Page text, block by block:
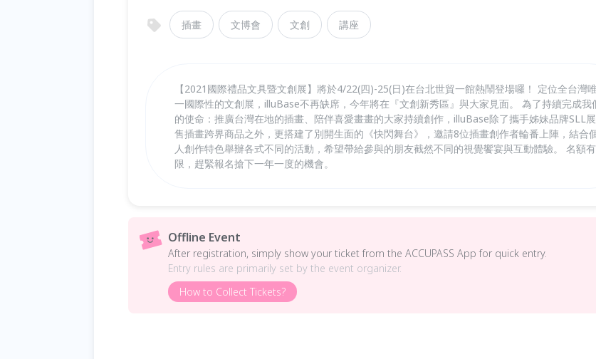
插畫 文博會 文創 講座
【2021國際禮品文具暨文創展】將於4/22(四)-25(日)在台北世貿一館熱鬧登場囉！ 定位全台灣唯
一國際性的文創展，illuBase不再缺席，今年將在『文創新秀區』與大家見面。 為了持續完成我
的使命：推廣台灣在地的插畫、陪伴喜愛畫畫的大家持續創作，illuBase除了攜手姊妹品牌SLL展
售插畫跨界商品之外，更搭建了別開生面的《快閃舞台》，邀請8位插畫創作者輪番上陣，結合
人創作特色舉辦各式不同的活動，希望帶給參與的朋友截然不同的視覺饗宴與互動體驗。 名額有
限，趕緊報名搶下一年一度的機會。
Offline Event
After registration, simply show your ticket from the ACCUPASS App for quick entry.
Entry rules are primarily set by the event organizer.
How to Collect Tickets?